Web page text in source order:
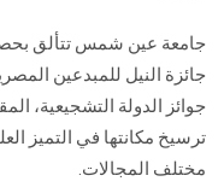
جائزة النيل للمبدعين
جوائز الدولة التشجيعية،
ترسيخ مكانتها في التميز
مختلف المجالات.